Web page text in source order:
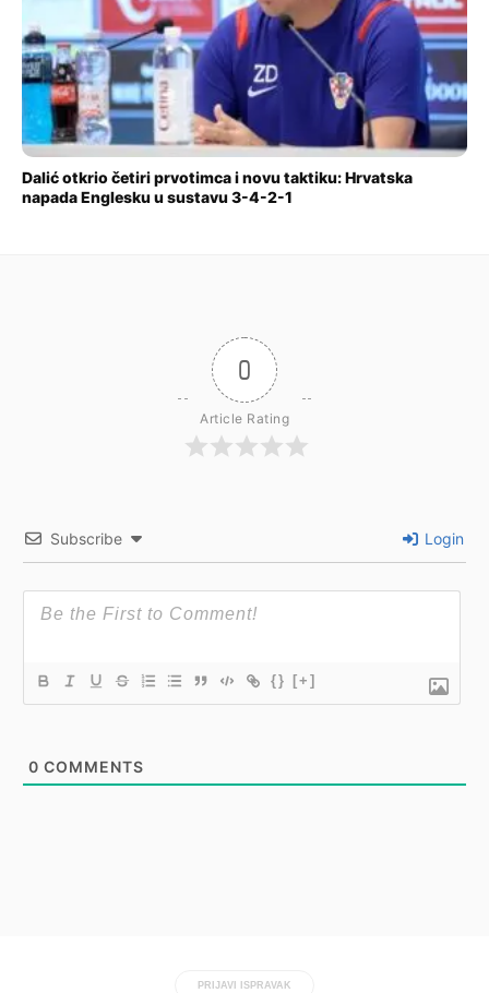
Dalić otkrio četiri prvotimca i novu taktiku: Hrvatska
napada Englesku u sustavu 3-4-2-1
0
Article Rating
Subscribe Login
{} [+]
0 COMMENTS
PRIJAVI ISPRAVAK